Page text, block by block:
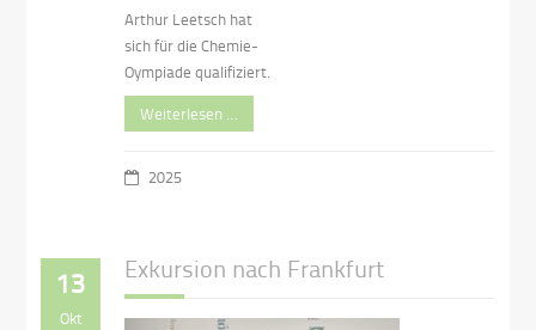
Arthur Leetsch hat
sich für die Chemie-
Oympiade qualifiziert.
Weiterlesen …
2025
13
Okt
Exkursion nach Frankfurt